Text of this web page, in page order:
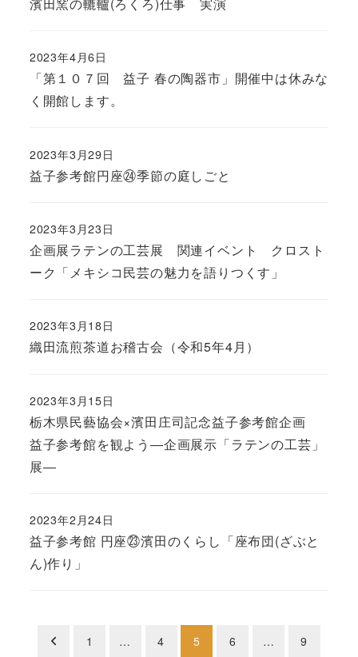
「第１０７回 益子 春の陶器市」開催中は休みな
く開館します。
2023年4月6日
益子参考館円座㉔季節の庭しごと
2023年3月29日
企画展ラテンの工芸展 関連イベント クロスト
ーク「メキシコ民芸の魅力を語りつくす」
2023年3月23日
織田流煎茶道お稽古会（令和5年4月）
2023年3月18日
栃木県民藝協会×濱田庄司記念益子参考館企画
益子参考館を観よう―企画展示「ラテンの工芸」
展―
2023年3月15日
益子参考館 円座㉓濱田のくらし「座布団(ざぶと
ん)作り」
2023年2月24日
1 … 4 5 6 … 9